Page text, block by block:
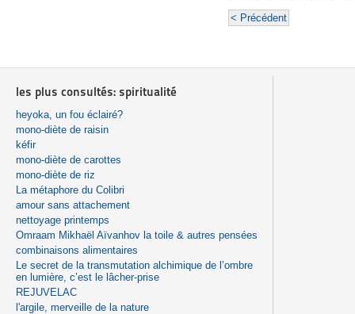
< Précédent
les plus consultés: spiritualité
heyoka, un fou éclairé?
mono-diète de raisin
kéfir
mono-diète de carottes
mono-diète de riz
La métaphore du Colibri
amour sans attachement
nettoyage printemps
Omraam Mikhaël Aïvanhov la toile & autres pensées
combinaisons alimentaires
Le secret de la transmutation alchimique de l’ombre
en lumière, c’est le lâcher-prise
REJUVELAC
l'argile, merveille de la nature